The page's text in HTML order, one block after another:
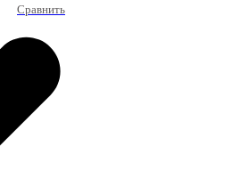
Сравнить